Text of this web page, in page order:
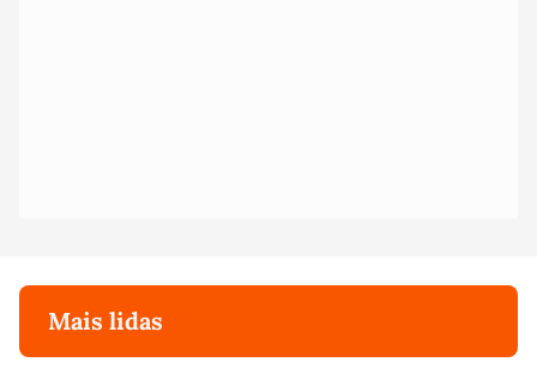
Mais lidas